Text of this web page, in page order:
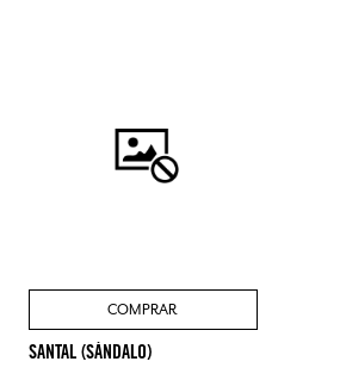
COMPRAR
SANTAL (SÁNDALO)